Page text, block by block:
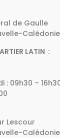
de Gaulle
Calédonie
LATIN :
: 09h30 –
Lescour
Calédonie